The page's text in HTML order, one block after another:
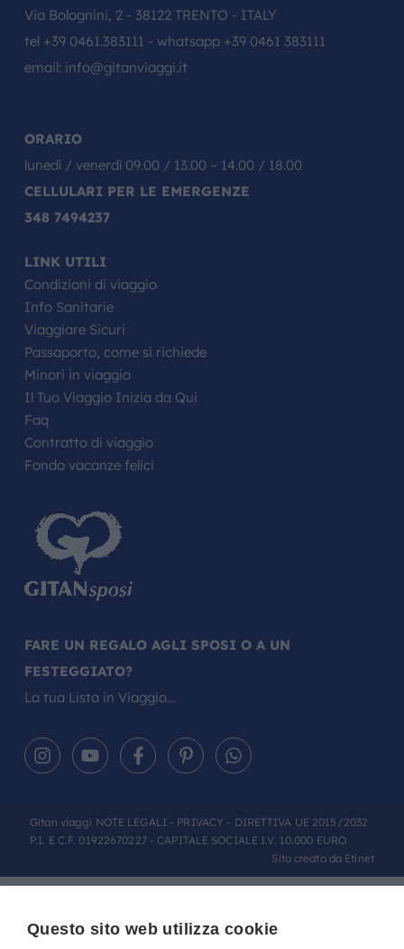
Via Bolognini, 2 - 38122 TRENTO - ITALY
tel +39 0461.383111 - whatsapp +39 0461 383111
email: info@gitanviaggi.it
ORARIO
lunedì / venerdì 09.00 / 13.00 – 14.00 / 18.00
CELLULARI PER LE EMERGENZE
348 7494237
LINK UTILI
Condizioni di viaggio
Info Sanitarie
Viaggiare Sicuri
Passaporto, come si richiede
Minori in viaggio
Il Tuo Viaggio Inizia da Qui
Faq
Contratto di viaggio
Fondo vacanze felici
FARE UN REGALO AGLI SPOSI O A UN
FESTEGGIATO?
La tua Lista in Viaggio…
Gitan viaggi NOTE LEGALI- PRIVACY - DIRETTIVA UE 2015/2032
P.I. E C.F. 01922670227 - CAPITALE SOCIALE I.V. 10.000 EURO
Sito creato da Etinet
Questo sito web utilizza cookie